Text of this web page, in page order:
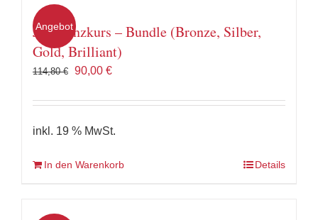
Angebot
Jive Tanzkurs – Bundle (Bronze, Silber,
Gold, Brilliant)
114,80€ Ursprünglicher
war:
90,00 €Aktueller
ist:
inkl. 19 % MwSt.
In den Warenkorb Details